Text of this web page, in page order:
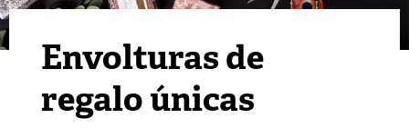
Envolturas de
regalo únicas